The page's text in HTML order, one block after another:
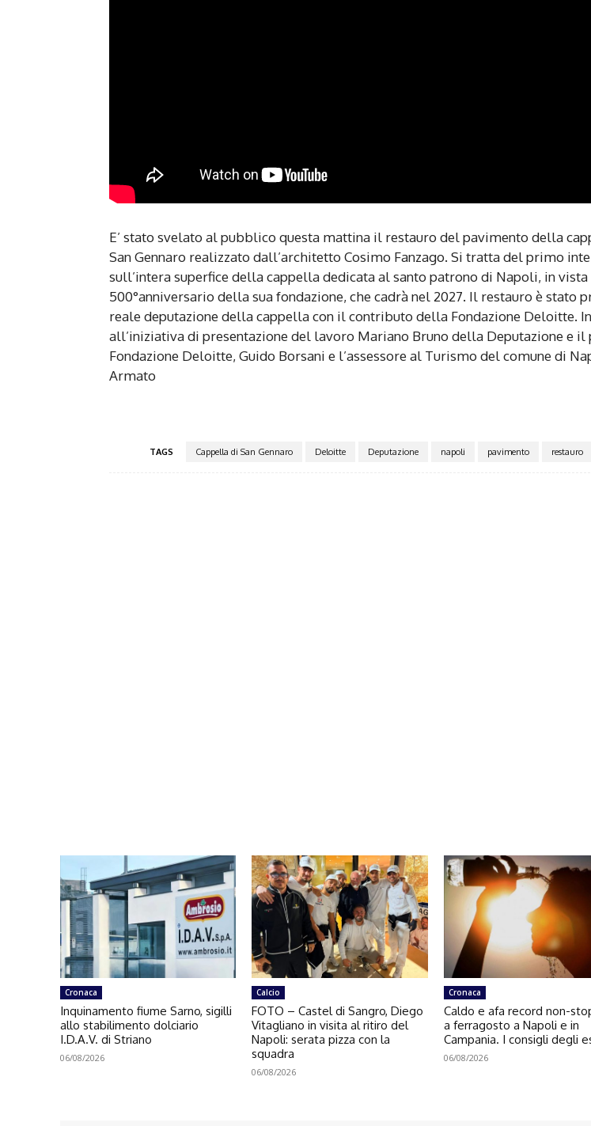
E’ stato svelato al pubblico questa mattina il restauro del pavimento della
San Gennaro realizzato dall’architetto Cosimo Fanzago. Si tratta del primo
sull’intera superfice della cappella dedicata al santo patrono di Napoli, in
500°anniversario della sua fondazione, che cadrà nel 2027. Il restauro è stato
reale deputazione della cappella con il contributo della Fondazione Deloitte.
all’iniziativa di presentazione del lavoro Mariano Bruno della Deputazione e
Fondazione Deloitte, Guido Borsani e l’assessore al Turismo del comune di
Armato
TAGS Cappella di San Gennaro Deloitte Deputazione napoli pavimento restauro
Cronaca
Inquinamento fiume Sarno, sigilli
allo stabilimento dolciario
I.D.A.V. di Striano
06/08/2026
Calcio
FOTO – Castel di Sangro, Diego
Vitagliano in visita al ritiro del
Napoli: serata pizza con la
squadra
06/08/2026
Cronaca
Caldo e afa record non-
a ferragosto a Napoli e in
Campania. I consigli degli
06/08/2026